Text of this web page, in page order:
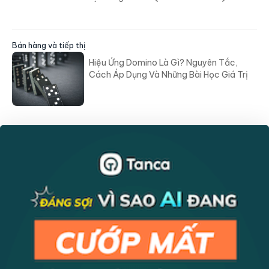
Bán hàng và tiếp thị
Hiệu Ứng Domino Là Gì? Nguyên Tắc,
Cách Áp Dụng Và Những Bài Học Giá Trị